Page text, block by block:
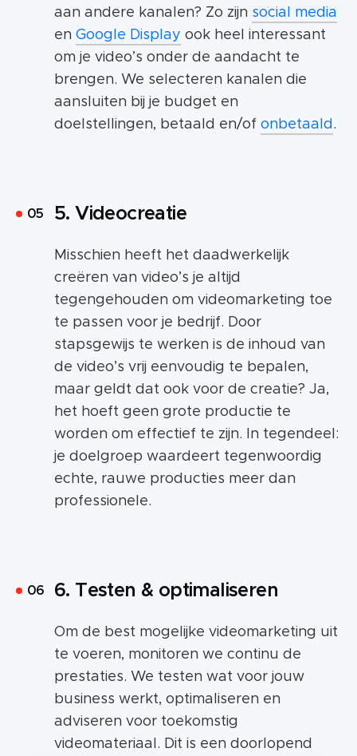
aan andere kanalen? Zo zijn social media
en Google Display ook heel interessant
om je video’s onder de aandacht te
brengen. We selecteren kanalen die
aansluiten bij je budget en
doelstellingen, betaald en/of onbetaald .
5. Videocreatie
Misschien heeft het daadwerkelijk
creëren van video’s je altijd
tegengehouden om videomarketing toe
te passen voor je bedrijf. Door
stapsgewijs te werken is de inhoud van
de video’s vrij eenvoudig te bepalen,
maar geldt dat ook voor de creatie? Ja,
het hoeft geen grote productie te
worden om effectief te zijn. In tegendeel:
je doelgroep waardeert tegenwoordig
echte, rauwe producties meer dan
professionele.
6. Testen & optimaliseren
Om de best mogelijke videomarketing uit
te voeren, monitoren we continu de
prestaties. We testen wat voor jouw
business werkt, optimaliseren en
adviseren voor toekomstig
videomateriaal. Dit is een doorlopend